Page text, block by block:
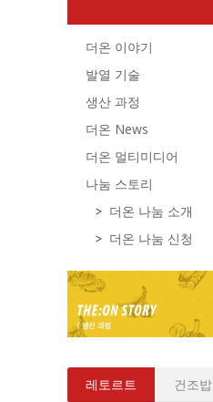
더온 이야기
발열 기술
생산 과정
더온 News
더온 멀티미디어
나눔 스토리
더온 나눔 소개
더온 나눔 신청
레토르트 건조밥